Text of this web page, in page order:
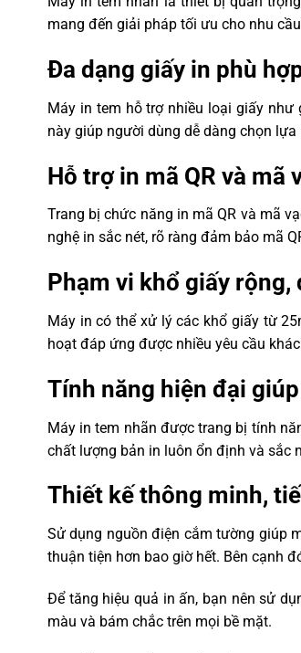
detection)
Giao tiếp
Cổng chuẩn:
Định dạng đồ hoạ hỗ trợ
Tập tin ảnh
dạng khác,
trợ
Mã vạch:
EAN13,
A+2, UPC-
CPOST, MSI,
Bộ ký tự
Phông chữ
FONT 8
Phóng to / Xoay ký tự
Phóng to 1 ~
Xoay 0°, 90°,
Loại phương tiện in
gấp (fan-fold),
(black mark)
Chiều rộng giấy (bao
gồm lõi)
25 mm – 118
Đường kính lõi giấy Cuộn giấy
Kích thước cuộn giấy Cuộn giấy
Kiểu xử lý giấy Rách giấy
DC 24V, 2.5A
mang đến giải pháp tối ưu cho nhu
Đa dạng giấy in phù
Máy in tem hỗ trợ nhiều loại giấy như
này giúp người dùng dễ dàng chọn
Hỗ trợ in mã QR và mã
Trang bị chức năng in mã QR và mã
nghệ in sắc nét, rõ ràng đảm bảo mã
Phạm vi khổ giấy rộng,
Máy in có thể xử lý các khổ giấy từ
hoạt đáp ứng được nhiều yêu cầu
Tính năng hiện đại
Máy in tem nhãn được trang bị tính
chất lượng bản in luôn ổn định và sắc
Thiết kế thông minh,
Sử dụng nguồn điện cắm tường giúp
thuận tiện hơn bao giờ hết. Bên cạnh
Để tăng hiệu quả in ấn, bạn nên sử
màu và bám chắc trên mọi bề mặt.